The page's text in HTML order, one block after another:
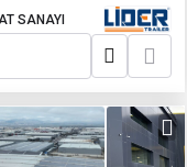
SANAYI